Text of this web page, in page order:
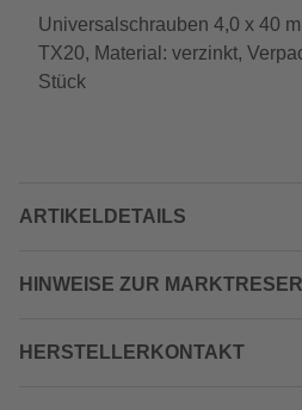
Universalschrauben 4,0 x 40
TX20, Material: verzinkt,
Stück
ARTIKELDETAILS
HINWEISE ZUR
HERSTELLERKONTAKT